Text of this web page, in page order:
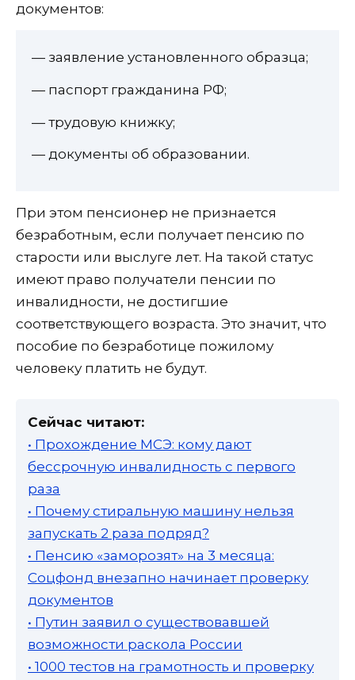
документов:
— заявление установленного образца;
— паспорт гражданина РФ;
— трудовую книжку;
— документы об образовании.
При этом пенсионер не признается
безработным, если получает пенсию по
старости или выслуге лет. На такой статус
имеют право получатели пенсии по
инвалидности, не достигшие
соответствующего возраста. Это значит, что
пособие по безработице пожилому
человеку платить не будут.
Сейчас читают:
• Прохождение МСЭ: кому дают
бессрочную инвалидность с первого
раза
• Почему стиральную машину нельзя
запускать 2 раза подряд?
• Пенсию «заморозят» на 3 месяца:
Соцфонд внезапно начинает проверку
документов
• Путин заявил о существовавшей
возможности раскола России
• 1000 тестов на грамотность и проверку